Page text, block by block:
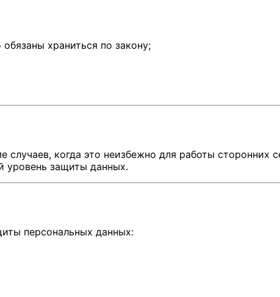
храниться по закону;
когда это неизбежно для работы сторонних
уровень защиты данных.
персональных данных: